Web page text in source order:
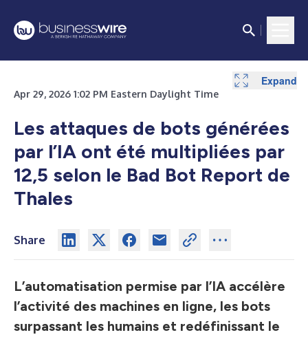
Apr 29, 2026 1:02 PM Eastern Daylight Time
Les attaques de bots générées
par l’IA ont été multipliées par
12,5 selon le Bad Bot Report de
Thales
Share
L’automatisation permise par l’IA accélère
l’activité des machines en ligne, les bots
surpassant les humains et redéfinissant le
Expand